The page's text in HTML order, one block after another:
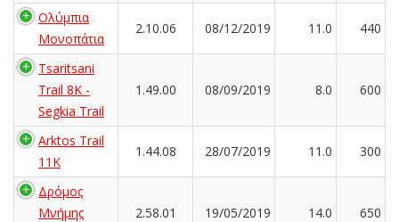
Ολύμπια
Μονοπάτια
2.10.06 08/12/2019 11.0 440
Tsaritsani
Trail 8K -
Segkia Trail
1.49.00 08/09/2019 8.0 600
Arktos Trail
11K
1.44.08 28/07/2019 11.0 300
Δρόμος
Μνήμης
2.58.01 19/05/2019 14.0 650